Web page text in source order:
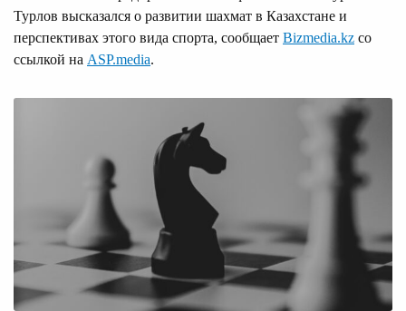
Турлов высказался о развитии шахмат в Казахстане и
перспективах этого вида спорта, сообщает Bizmedia.kz со
ссылкой на ASP.media.